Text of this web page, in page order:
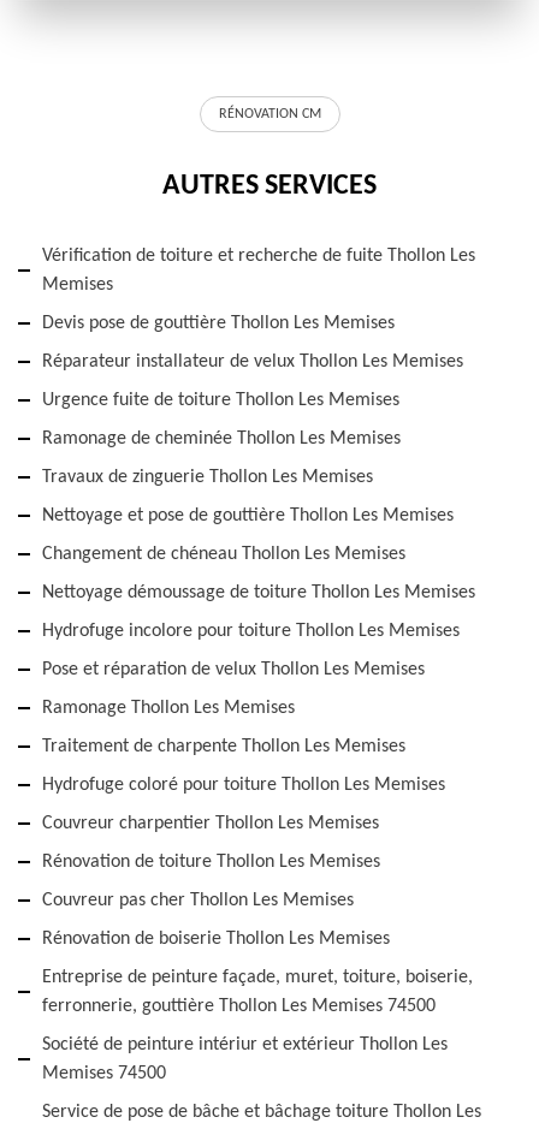
RÉNOVATION CM
AUTRES SERVICES
Vérification de toiture et recherche de fuite Thollon Les
Memises
Devis pose de gouttière Thollon Les Memises
Réparateur installateur de velux Thollon Les Memises
Urgence fuite de toiture Thollon Les Memises
Ramonage de cheminée Thollon Les Memises
Travaux de zinguerie Thollon Les Memises
Nettoyage et pose de gouttière Thollon Les Memises
Changement de chéneau Thollon Les Memises
Nettoyage démoussage de toiture Thollon Les Memises
Hydrofuge incolore pour toiture Thollon Les Memises
Pose et réparation de velux Thollon Les Memises
Ramonage Thollon Les Memises
Traitement de charpente Thollon Les Memises
Hydrofuge coloré pour toiture Thollon Les Memises
Couvreur charpentier Thollon Les Memises
Rénovation de toiture Thollon Les Memises
Couvreur pas cher Thollon Les Memises
Rénovation de boiserie Thollon Les Memises
Entreprise de peinture façade, muret, toiture, boiserie,
ferronnerie, gouttière Thollon Les Memises 74500
Société de peinture intériur et extérieur Thollon Les
Memises 74500
Service de pose de bâche et bâchage toiture Thollon Les